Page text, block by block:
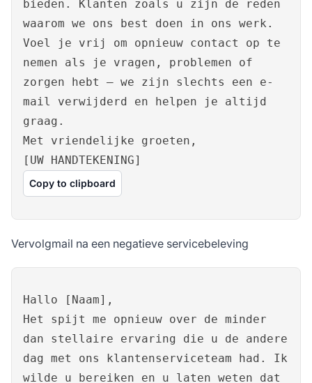
bieden. Klanten zoals u zijn de reden
waarom we ons best doen in ons werk.
Voel je vrij om opnieuw contact op te
nemen als je vragen, problemen of
zorgen hebt – we zijn slechts een e-
mail verwijderd en helpen je altijd
graag.
Met vriendelijke groeten,
[UW HANDTEKENING]
Copy to clipboard
Vervolgmail na een negatieve servicebeleving
Hallo [Naam],
Het spijt me opnieuw over de minder
dan stellaire ervaring die u de andere
dag met ons klantenserviceteam had. Ik
wilde u bereiken en u laten weten dat